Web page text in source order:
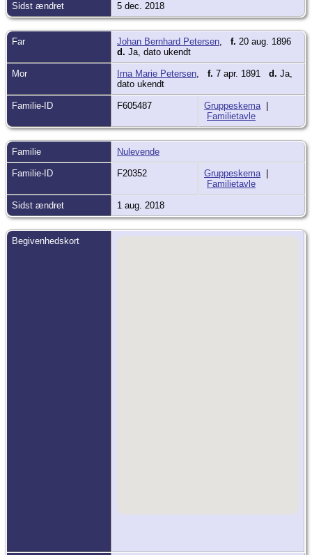
Sidst ændret 5 dec. 2018
Far Johan Bernhard Petersen, f. 20 aug. 1896
d. Ja, dato ukendt
Mor Irna Marie Petersen, f. 7 apr. 1891 d. Ja,
dato ukendt
Familie-ID F605487 Gruppeskema|
Familietavle
Familie Nulevende
Familie-ID F20352 Gruppeskema|
Familietavle
Sidst ændret 1 aug. 2018
Begivenhedskort